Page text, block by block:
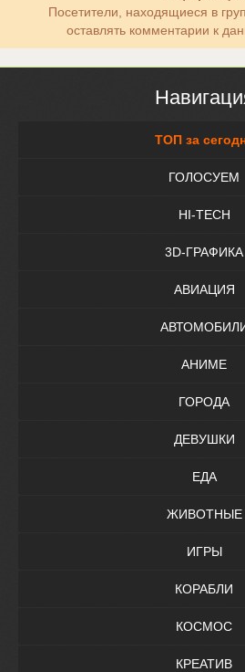
Посетители, находящиеся в
оставлять комментарии к
ТОП за
ГОЛОСУЕМ
HI-TECH
3D-ГРАФИКА
АВИАЦИЯ
АНИМЕ
ГОРОДА
ДЕВУШКИ
ЕДА
ЖИВОТНЫЕ
ИГРЫ
КОРАБЛИ
КОСМОС
КРЕАТИВ